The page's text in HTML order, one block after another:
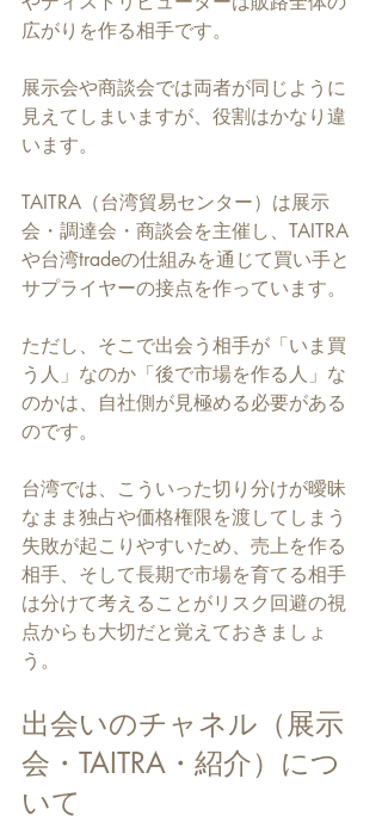
広がりを作る相手です。
展示会や商談会では両者が同じように
見えてしまいますが、役割はかなり違
います。
TAITRA（台湾貿易センター）は展示
会・調達会・商談会を主催し、TAITRA
や台湾tradeの仕組みを通じて買い手と
サプライヤーの接点を作っています。
ただし、そこで出会う相手が「いま買
う人」なのか「後で市場を作る人」な
のかは、自社側が見極める必要がある
のです。
台湾では、こういった切り分けが曖昧
なまま独占や価格権限を渡してしまう
失敗が起こりやすいため、売上を作る
相手、そして長期で市場を育てる相手
は分けて考えることがリスク回避の視
点からも大切だと覚えておきましょ
う。
出会いのチャネル（展示
会・TAITRA・紹介）につ
いて